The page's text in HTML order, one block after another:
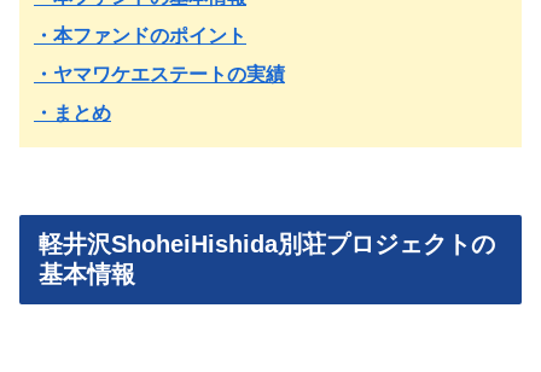
・本ファンドのポイント
・ヤマワケエステートの実績
・まとめ
軽井沢ShoheiHishida別荘プロジェクトの
基本情報